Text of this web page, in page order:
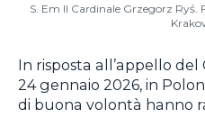
S. Em Il Cardinale Grzegorz Ryś.
In risposta all’appello del
24 gennaio 2026, in
di buona volontà hanno